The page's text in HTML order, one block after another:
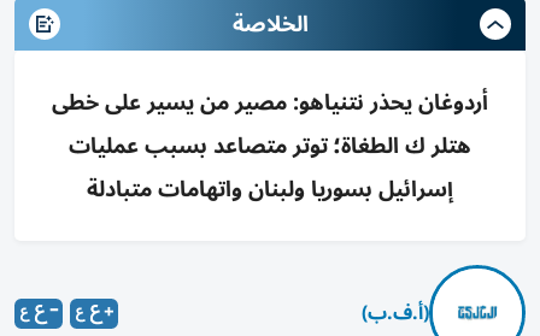
الخلاصة
أردوغان يحذر نتنياهو: مصير من يسير على خطى
هتلر ك الطغاة؛ توتر متصاعد بسبب عمليات
إسرائيل بسوريا ولبنان واتهامات متبادلة
(أ.ف.ب)